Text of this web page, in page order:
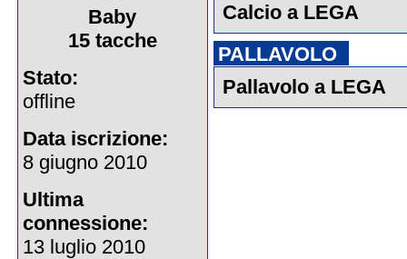
Baby
15 tacche
Stato:
offline
Data iscrizione:
8 giugno 2010
Ultima
connessione:
13 luglio 2010
Calcio a LEGA
PALLAVOLO
Pallavolo a LEGA